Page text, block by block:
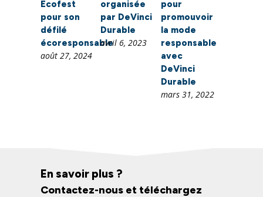
Ecofest
pour son
défilé
écoresponsable
août 27, 2024
organisée
par DeVinci
Durable
avril 6, 2023
pour
promouvoir
la mode
responsable
avec
DeVinci
Durable
mars 31, 2022
En savoir plus ?
Contactez-nous et téléchargez